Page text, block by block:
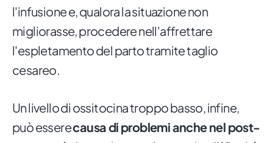
l'infusione e, qualora la situazione non
migliorasse, procedere nell'affrettare
l'espletamento del parto tramite taglio
cesareo.
Un livello di ossitocina troppo basso, infine,
può esserecausa di problemi anche nel post-